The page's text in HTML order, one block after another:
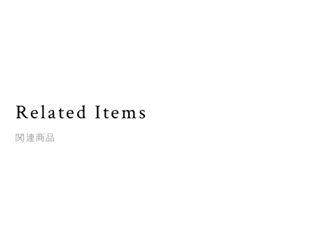
Related Items
関連商品